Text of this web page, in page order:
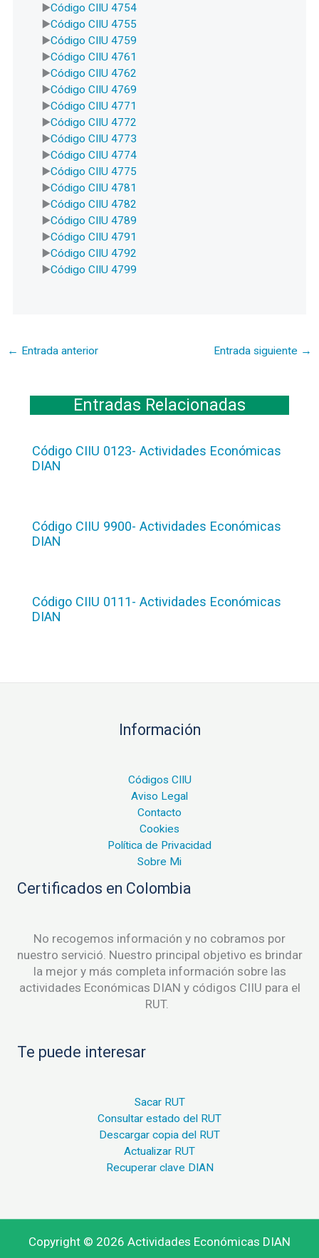
Código CIIU 4754
Código CIIU 4755
Código CIIU 4759
Código CIIU 4761
Código CIIU 4762
Código CIIU 4769
Código CIIU 4771
Código CIIU 4772
Código CIIU 4773
Código CIIU 4774
Código CIIU 4775
Código CIIU 4781
Código CIIU 4782
Código CIIU 4789
Código CIIU 4791
Código CIIU 4792
Código CIIU 4799
← Entrada anterior Entrada siguiente →
Entradas Relacionadas
Código CIIU 0123- Actividades Económicas
DIAN
Código CIIU 9900- Actividades Económicas
DIAN
Código CIIU 0111- Actividades Económicas
DIAN
Información
Códigos CIIU
Aviso Legal
Contacto
Cookies
Política de Privacidad
Sobre Mi
Certificados en Colombia
No recogemos información y no cobramos por
nuestro servició. Nuestro principal objetivo es brindar
la mejor y más completa información sobre las
actividades Económicas DIAN y códigos CIIU para el
RUT.
Te puede interesar
Sacar RUT
Consultar estado del RUT
Descargar copia del RUT
Actualizar RUT
Recuperar clave DIAN
Copyright © 2026 Actividades Económicas DIAN